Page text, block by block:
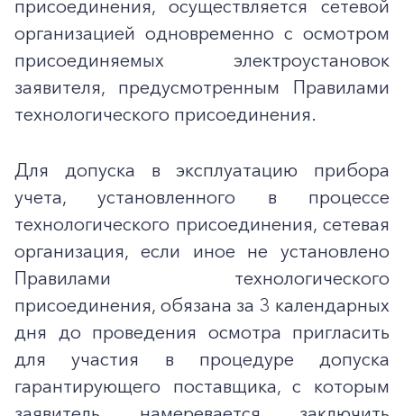
присоединения, осуществляется сетевой
организацией одновременно с осмотром
присоединяемых электроустановок
заявителя, предусмотренным Правилами
технологического присоединения.
Для допуска в эксплуатацию прибора
учета, установленного в процессе
технологического присоединения, сетевая
организация, если иное не установлено
Правилами технологического
присоединения, обязана за 3 календарных
дня до проведения осмотра пригласить
для участия в процедуре допуска
гарантирующего поставщика, с которым